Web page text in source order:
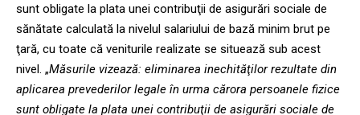
sunt obligate la plata unei contribuţii de asigurări sociale de
sănătate calculată la nivelul salariului de bază minim brut pe
ţară, cu toate că veniturile realizate se situează sub acest
nivel. „Măsurile vizează: eliminarea inechităţilor rezultate din
aplicarea prevederilor legale în urma cărora persoanele fizice
sunt obligate la plata unei contribuţii de asigurări sociale de